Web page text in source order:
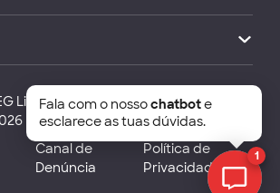
Lisbon School of Economics and
Canal de
Denúncia
Política de
Privacidade
1
Fala com o nossochatbote
esclarece as tuas dúvidas.